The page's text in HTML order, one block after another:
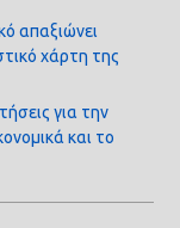
απαξιώνει
χάρτη της
για την
και το